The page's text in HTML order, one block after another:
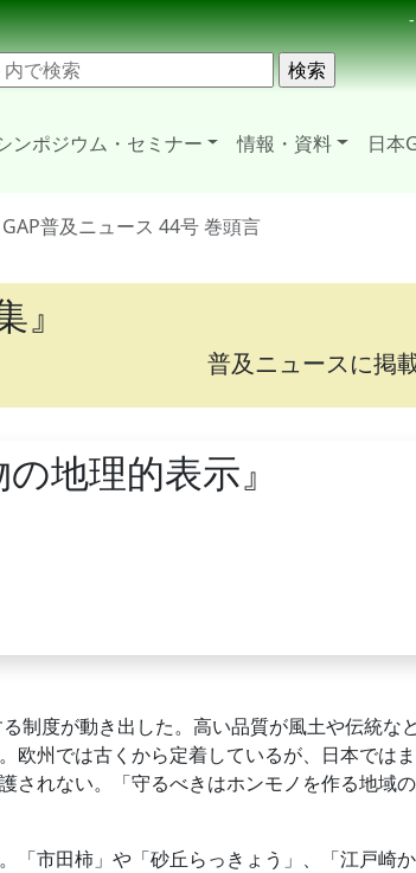
ンポジウム・セミナー 情報・資料 日本
GAP普及ニュース 44号 巻頭言
普及ニュースに掲
地理的表示』
制度が動き出した。高い品質が風土や伝統な
欧州では古くから定着しているが、日本では
されない。「守るべきはホンモノを作る地域
市田柿」や「砂丘らっきょう」、「江戸崎